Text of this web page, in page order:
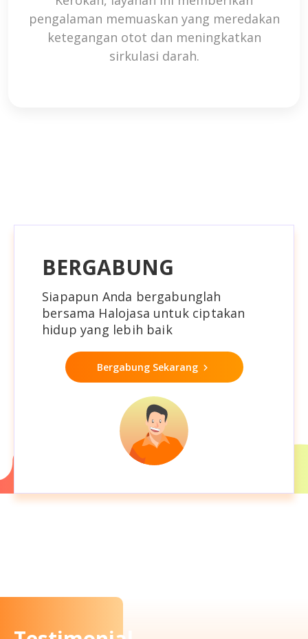
pengalaman memuaskan yang meredakan
ketegangan otot dan meningkatkan
sirkulasi darah.
BERGABUNG
Siapapun Anda bergabunglah
bersama Halojasa untuk ciptakan
hidup yang lebih baik
Bergabung Sekarang